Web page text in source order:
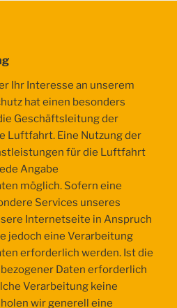
Ihr Interesse an unserem
hat einen besonders
Geschäftsleitung der
Luftfahrt. Eine Nutzung der
für die Luftfahrt
Angabe
möglich. Sofern eine
Services unseres
Internetseite in Anspruch
jedoch eine Verarbeitung
erforderlich werden. Ist die
Daten erforderlich
Verarbeitung keine
wir generell eine